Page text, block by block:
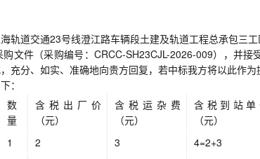
轨道交通23号线澄江路车辆段土建及轨道工程总承包三
文件（采购编号：CRCC-SH23CJL-2026-009），并
充分、如实、准确地向贵方回复，若中标我方将以此作
：
数
量
含税出厂价
（元）
含税运杂费
（元）
含税到站单
（元）
1
2 3 4=2+3